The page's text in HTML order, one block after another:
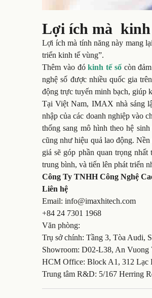
Lợi ích mà kinh
Lợi ích mà tính năng này mang
triển kinh tế vùng”.
Thêm vào đókinh tế số còn
nghệ số được nhiều quốc gia
động trực tuyến minh bạch, giúp
Tại Việt Nam, IMAX nhà sáng
nhập của các doanh nghiệp vào
thống sang mô hình theo hệ
cũng như hiệu quả lao động.
giá sẽ góp phần quan trọng
trung bình, và tiến lên phát triển
Công Ty TNHH Công Nghệ
Liên hệ
Email: info@imaxhitech.com
+84 24 7301 1968
Văn phòng:
Trụ sở chính: Tầng 3, Tòa Audi,
Showroom: D02-L38, An
HCM Office: Block A1, 312 Lạc
Trung tâm R&D: 5/167 Herring